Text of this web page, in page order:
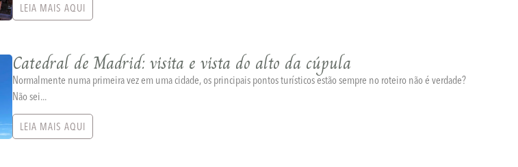
LEIA MAIS AQUI
Catedral de Madrid: visita e vista do alto da cúpula
Normalmente numa primeira vez em uma cidade, os principais pontos turísticos estão sempre no roteiro não é verdade?
Não sei...
LEIA MAIS AQUI